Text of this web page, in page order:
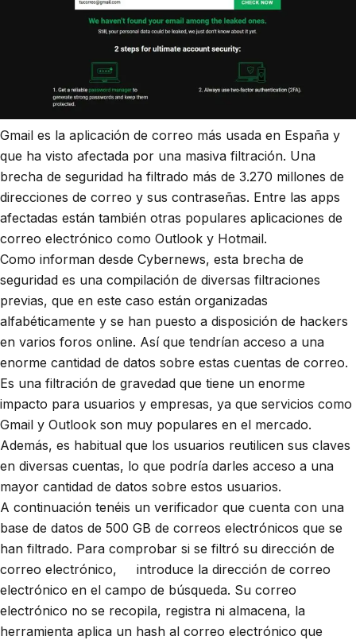
Gmail es la aplicación de correo más usada en España y
que ha visto afectada por una masiva filtración. Una
brecha de seguridad ha filtrado más de 3.270 millones de
direcciones de correo y sus contraseñas. Entre las apps
afectadas están también otras populares aplicaciones de
correo electrónico como Outlook y Hotmail.
Como informan desde Cybernews, esta brecha de
seguridad es una compilación de diversas filtraciones
previas, que en este caso están organizadas
alfabéticamente y se han puesto a disposición de hackers
en varios foros online. Así que tendrían acceso a una
enorme cantidad de datos sobre estas cuentas de correo.
Es una filtración de gravedad que tiene un enorme
impacto para usuarios y empresas, ya que servicios como
Gmail y Outlook son muy populares en el mercado.
Además, es habitual que los usuarios reutilicen sus claves
en diversas cuentas, lo que podría darles acceso a una
mayor cantidad de datos sobre estos usuarios.
A continuación tenéis un verificador que cuenta con una
base de datos de 500 GB de correos electrónicos que se
han filtrado. Para comprobar si se filtró su dirección de
correo electrónico, introduce la dirección de correo
electrónico en el campo de búsqueda. Su correo
electrónico no se recopila, registra ni almacena, la
herramienta aplica un hash al correo electrónico que